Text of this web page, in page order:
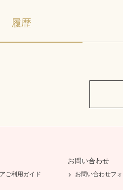
履歴
ご利用ガイド
お問い合わせ
お問い合わせフ